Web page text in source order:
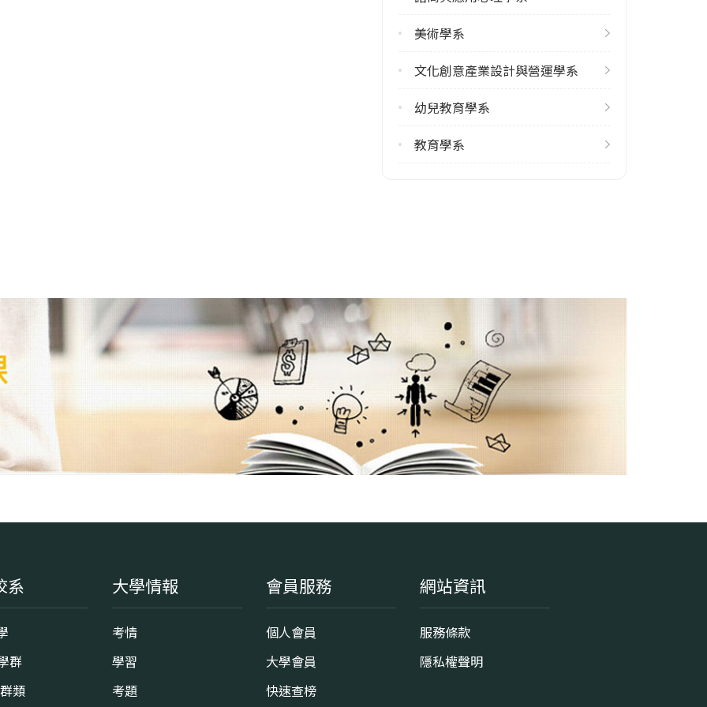
113學年度上學期
6
雙主修人數
臺中市西區民生路140號
美術學系
文化創意產業設計與營運學系
幼兒教育學系
教育學系
系
群
類
大學情報
考情
學習
考題
會員服務
個人會員
大學會員
快速查榜
網站資訊
服務條款
隱私權聲明